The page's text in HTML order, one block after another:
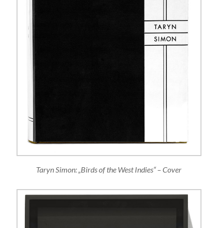
Taryn Simon: „Birds of the West Indies“ – Cover